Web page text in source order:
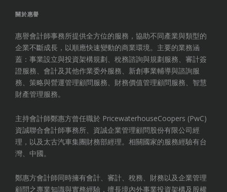
關於惠譽
惠譽會計師事務所提供全方位的服務，協助不同產業與類型的
企業不斷成長，以順應快速變動的商業環境。主要的業務涵
蓋：事業設立與投資架構規劃、稅務諮詢與規劃服務、審計簽
證服務、會計及其他作業委外服務、新創事業輔導與諮詢服
務、策略與營運管理顧問服務、財務價值管理顧問服務、智慧
財產管理服務。
主持會計師鄭惠方曾任職於 PricewaterhouseCoopers (PwC)
資誠聯合會計師事務所、資誠企業管理顧問股份有限公司經
理，以及太古汽車集團財務部經理。相關國家的服務經驗有台
灣、中國。
鄭惠方會計師同時擁有會計、審計、稅務、財務以及企業管理
顧問之專業知識與實務經驗，擅長境內外事業投資架構及股權